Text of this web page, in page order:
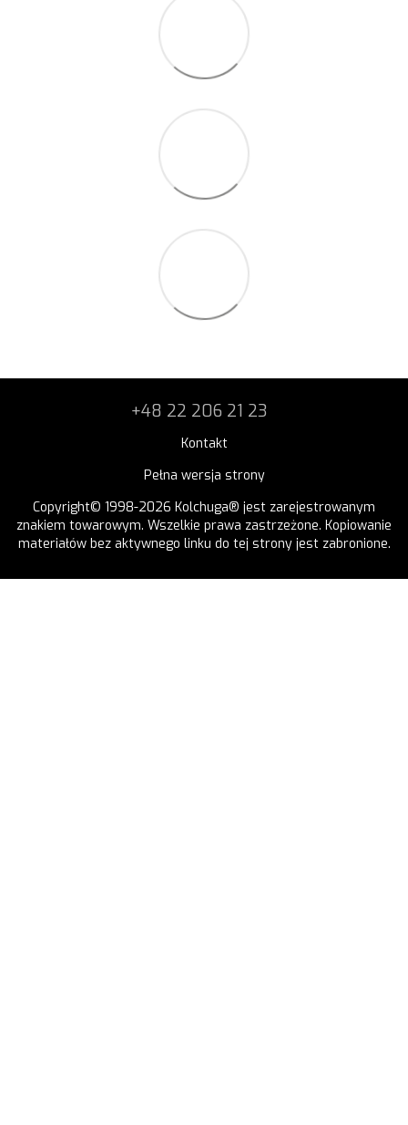
+48 22 206 21 23
Kontakt
Pełna wersja strony
Copyright© 1998-2026 Kolchuga® jest zarejestrowanym
znakiem towarowym. Wszelkie prawa zastrzeżone. Kopiowanie
materiałów bez aktywnego linku do tej strony jest zabronione.